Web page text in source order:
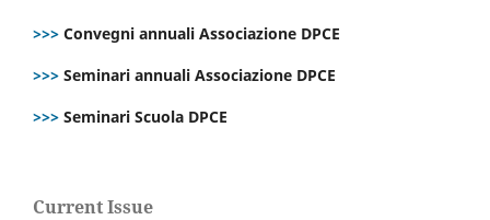
>>> Convegni annuali Associazione DPCE
>>> Seminari annuali Associazione DPCE
>>> Seminari Scuola DPCE
Current Issue